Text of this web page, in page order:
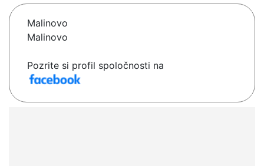
Malinovo
Malinovo
Pozrite si profil spoločnosti na